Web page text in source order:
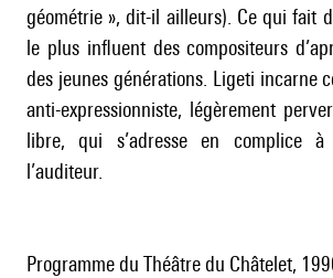
géométrie », dit-il ailleurs). Ce qui fait
le plus influent des compositeurs
des jeunes générations. Ligeti incarne
anti-expressionniste, légèrement
libre, qui s’adresse en complice à
l’auditeur.
Programme du Théâtre du Châtelet,